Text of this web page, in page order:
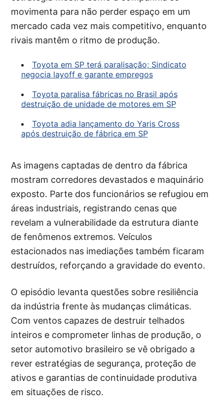
movimenta para não perder espaço em um
mercado cada vez mais competitivo, enquanto
rivais mantêm o ritmo de produção.
Toyota em SP terá paralisação; Sindicato
negocia layoff e garante empregos
Toyota paralisa fábricas no Brasil após
destruição de unidade de motores em SP
Toyota adia lançamento do Yaris Cross
após destruição de fábrica em SP
As imagens captadas de dentro da fábrica
mostram corredores devastados e maquinário
exposto. Parte dos funcionários se refugiou em
áreas industriais, registrando cenas que
revelam a vulnerabilidade da estrutura diante
de fenômenos extremos. Veículos
estacionados nas imediações também ficaram
destruídos, reforçando a gravidade do evento.
O episódio levanta questões sobre resiliência
da indústria frente às mudanças climáticas.
Com ventos capazes de destruir telhados
inteiros e comprometer linhas de produção, o
setor automotivo brasileiro se vê obrigado a
rever estratégias de segurança, proteção de
ativos e garantias de continuidade produtiva
em situações de risco.